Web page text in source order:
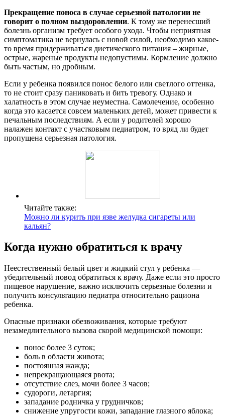
Прекращение поноса в случае серьезной патологии не
говорит о полном выздоровлении. К тому же перенесший
болезнь организм требует особого ухода. Чтобы неприятная
симптоматика не вернулась с новой силой, необходимо какое-
то время придерживаться диетического питания – жирные,
острые, жареные продукты недопустимы. Кормление должно
быть частым, но дробным.
Если у ребенка появился понос белого или светлого оттенка,
то не стоит сразу паниковать и бить тревогу. Однако и
халатность в этом случае неуместна. Самолечение, особенно
когда это касается совсем маленьких детей, может привести к
печальным последствиям. А если у родителей хорошо
налажен контакт с участковым педиатром, то вряд ли будет
пропущена серьезная патология.
Читайте также:
Можно ли курить при язве желудка сигареты или
кальян?
Когда нужно обратиться к врачу
Неестественный белый цвет и жидкий стул у ребенка —
убедительный повод обратиться к врачу. Даже если это просто
пищевое нарушение, важно исключить серьезные болезни и
получить консультацию педиатра относительно рациона
ребенка.
Опасные признаки обезвоживания, которые требуют
незамедлительного вызова скорой медицинской помощи:
понос более 3 суток;
боль в области живота;
постоянная жажда;
непрекращающаяся рвота;
отсутствие слез, мочи более 3 часов;
судороги, летаргия;
западание родничка у грудничков;
снижение упругости кожи, западание глазного яблока;